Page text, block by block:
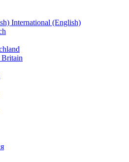
International (English)
Britain